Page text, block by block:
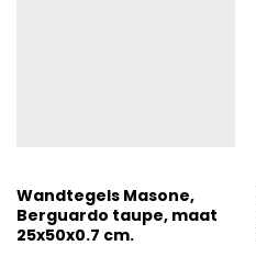
Wandtegels Masone,
Berguardo taupe, maat
25x50x0.7 cm.